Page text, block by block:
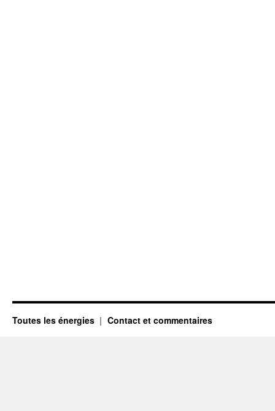
Toutes les énergies Contact et commentaires